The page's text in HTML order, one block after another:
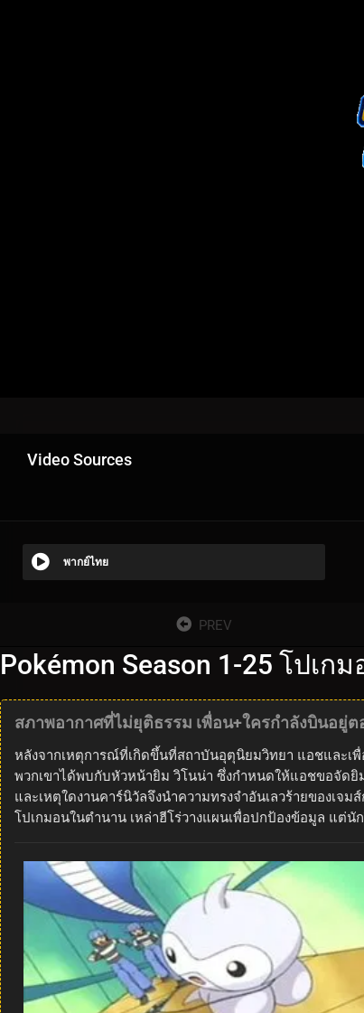
Video Sources
พากย์ไทย
PREV
Pokémon Season 1-25 โปเก
สภาพอากาศที่ไม่ยุติธรรม เพื่อน+ใครกำลังบินอยู่ต
หลังจากเหตุการณ์ที่เกิดขึ้นที่สถาบันอุตุนิยมวิทยา แอชและเ
พวกเขาได้พบกับหัวหน้ายิม วิโนน่า ซึ่งกำหนดให้แอชขอจัดยิ
และเหตุใดงานคาร์นิวัลจึงนำความทรงจำอันเลวร้ายของเจ
โปเกมอนในตำนาน เหล่าฮีโร่วางแผนเพื่อปกป้องข้อมูล แต่